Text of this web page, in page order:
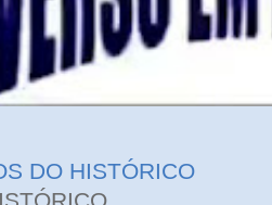
DO HISTÓRICO